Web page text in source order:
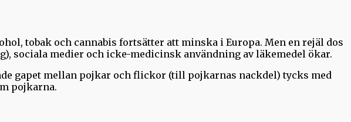
tobak och cannabis fortsätter att minska i Europa. Men en rejäl dos
sociala medier och icke-medicinsk användning av läkemedel ökar.
gapet mellan pojkar och flickor (till pojkarnas nackdel) tycks med
pojkarna.